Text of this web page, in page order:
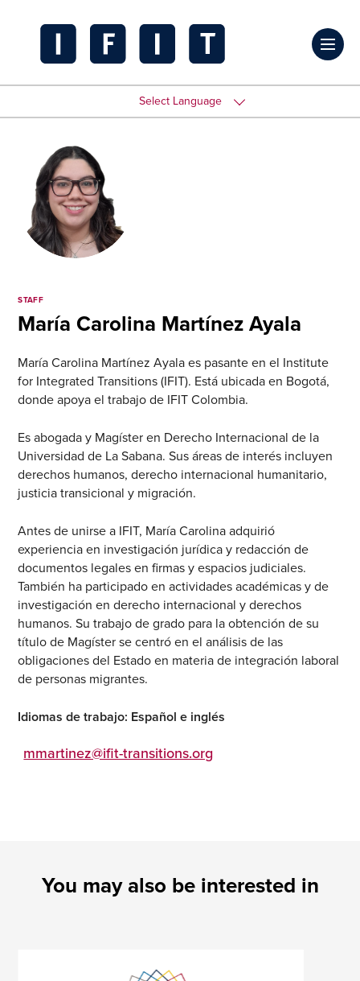
content
Logo
Click
Select Language
STAFF
María Carolina Martínez Ayala
María Carolina Martínez Ayala es pasante en el Institute
for Integrated Transitions (IFIT). Está ubicada en Bogotá,
donde apoya el trabajo de IFIT Colombia.
Es abogada y Magíster en Derecho Internacional de la
Universidad de La Sabana. Sus áreas de interés incluyen
derechos humanos, derecho internacional humanitario,
justicia transicional y migración.
Antes de unirse a IFIT, María Carolina adquirió
experiencia en investigación jurídica y redacción de
documentos legales en firmas y espacios judiciales.
También ha participado en actividades académicas y de
investigación en derecho internacional y derechos
humanos. Su trabajo de grado para la obtención de su
título de Magíster se centró en el análisis de las
obligaciones del Estado en materia de integración laboral
de personas migrantes.
Idiomas de trabajo: Español e inglés
mmartinez@ifit-transitions.org
You may also be interested in